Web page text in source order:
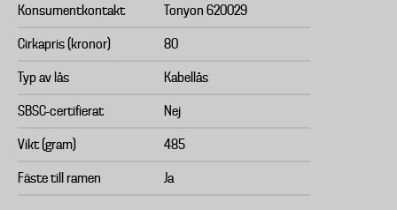
Konsumentkontakt Tonyon 620029
Cirkapris (kronor) 80
Typ av lås Kabellås
SBSC-certifierat Nej
Vikt (gram) 485
Fäste till ramen Ja